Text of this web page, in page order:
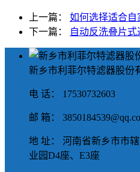
上一篇： 如何选择适合
下一篇：
自动反洗叠片
新乡市利菲尔特滤器股份
电 话： 17530732603
邮 箱：
地 址： 河南省新乡市市
业园D4座、E3座